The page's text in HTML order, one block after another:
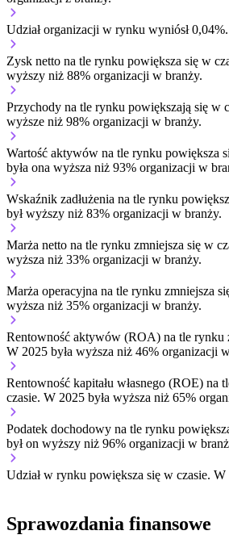
Udział organizacji w rynku wyniósł 0,04%.
Zysk netto na tle rynku powiększa się w
wyższy niż 88% organizacji w branży.
Przychody na tle rynku powiększają się w
wyższe niż 98% organizacji w branży.
Wartość aktywów na tle rynku powiększa
była ona wyższa niż 93% organizacji w
Wskaźnik zadłużenia na tle rynku
był wyższy niż 83% organizacji w branży.
Marża netto na tle rynku zmniejsza się w
wyższa niż 33% organizacji w branży.
Marża operacyjna na tle rynku zmniejsza
wyższa niż 35% organizacji w branży.
Rentowność aktywów (ROA) na tle rynku
W 2025 była wyższa niż 46% organizacji
Rentowność kapitału własnego (ROE) na
czasie. W 2025 była wyższa niż 65%
Podatek dochodowy na tle rynku
był on wyższy niż 96% organizacji w
Udział w rynku powiększa się w czasie. W
Sprawozdania finansowe